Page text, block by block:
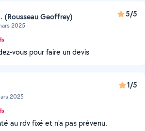
(Rousseau Geoffrey)
2025
5/5
vous pour faire un devis
2025
1/5
au rdv fixé et n'a pas prévenu.